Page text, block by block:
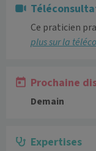
Ce praticien
plus sur la
Prochaine
Demain
Expertises